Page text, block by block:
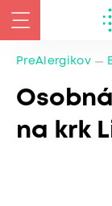
PreAlergikov
na krk